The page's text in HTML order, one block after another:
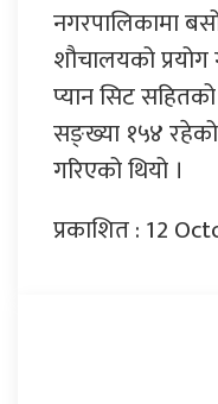
नगरपालिकामा
शौचालयको
प्यान सिट
सङ्ख्या १५४
गरिएको थियो ।
प्रकाशित : 12